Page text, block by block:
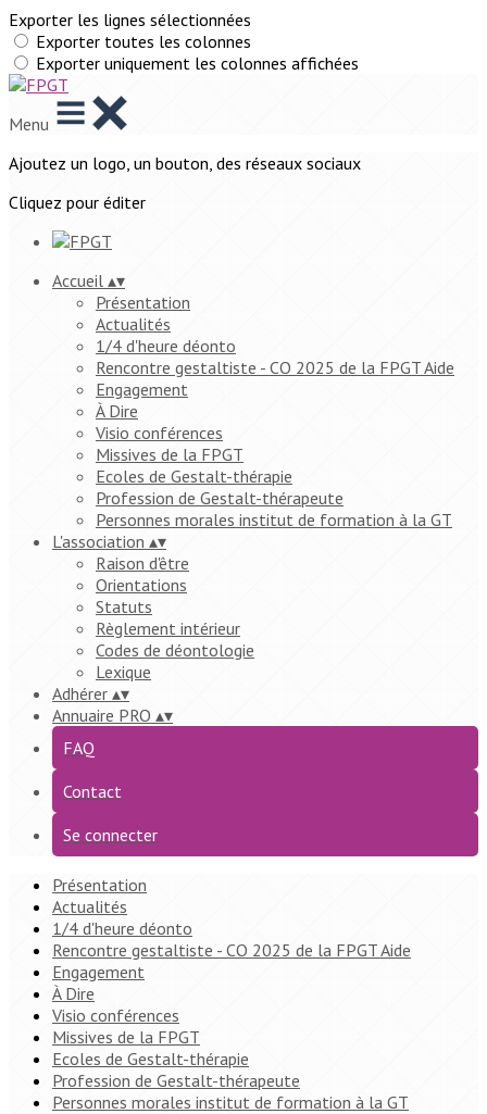
Exporter les lignes sélectionnées
Exporter toutes les colonnes
Exporter uniquement les colonnes affichées
Menu
Ajoutez un logo, un bouton, des réseaux sociaux
Cliquez pour éditer
Accueil ▴▾
Présentation
Actualités
1/4 d'heure déonto
Rencontre gestaltiste - CO 2025 de la FPGT Aide
Engagement
À Dire
Visio conférences
Missives de la FPGT
Ecoles de Gestalt-thérapie
Profession de Gestalt-thérapeute
Personnes morales institut de formation à la GT
L'association ▴▾
Raison d'être
Orientations
Statuts
Règlement intérieur
Codes de déontologie
Lexique
Adhérer ▴▾
Annuaire PRO ▴▾
FAQ
Contact
Se connecter
Présentation
Actualités
1/4 d'heure déonto
Rencontre gestaltiste - CO 2025 de la FPGT Aide
Engagement
À Dire
Visio conférences
Missives de la FPGT
Ecoles de Gestalt-thérapie
Profession de Gestalt-thérapeute
Personnes morales institut de formation à la GT